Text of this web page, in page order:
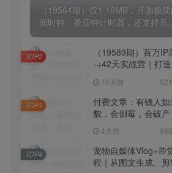
（19564期）仅1.16MB，开源极
面时钟、番茄钟计时器，还支持系
（19589期）百万
→42天实战营｜打
域转化批量成交积累
例
10天前
TOP2
付费文章：有钱人
貌，会倒霉，会破产
4天前
TOP3
宠物自媒体Vlog+带
程｜从图文生成、剪
TOP4